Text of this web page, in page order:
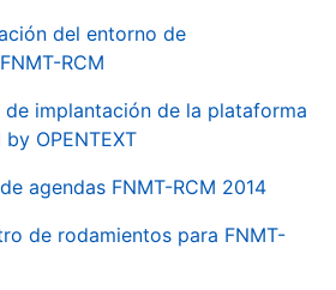
del entorno de
RCM
de implantación de la plataforma
OPENTEXT
agendas FNMT-RCM 2014
de rodamientos para FNMT-